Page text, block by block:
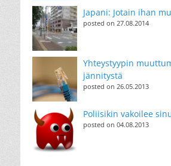
Japani: Jotain ihan
posted on 27.08.2014
Yhteystyypin
jännitystä
posted on 26.05.2013
Poliisikin vakoilee
posted on 04.08.2013